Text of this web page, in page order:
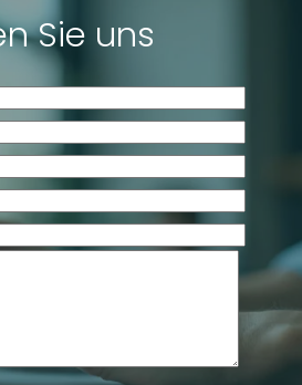
Sie uns